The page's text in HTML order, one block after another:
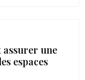
assurer une
espaces